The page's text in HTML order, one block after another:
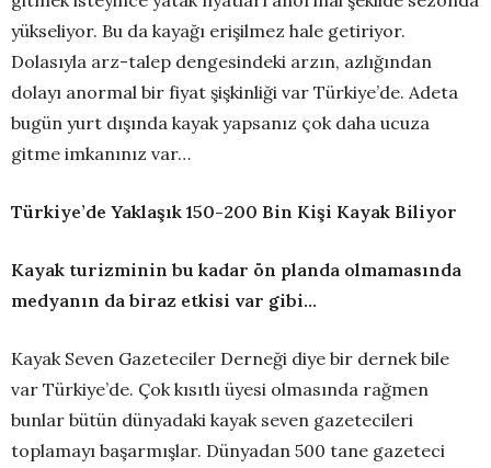
yükseliyor. Bu da kayağı erişilmez hale getiriyor.
Dolasıyla arz-talep dengesindeki arzın, azlığından
dolayı anormal bir fiyat şişkinliği var Türkiye’de. Adeta
bugün yurt dışında kayak yapsanız çok daha ucuza
gitme imkanınız var…
Türkiye’de Yaklaşık 150-200 Bin Kişi Kayak Biliyor
Kayak turizminin bu kadar ön planda olmamasında
medyanın da biraz etkisi var gibi…
Kayak Seven Gazeteciler Derneği diye bir dernek bile
var Türkiye’de. Çok kısıtlı üyesi olmasında rağmen
bunlar bütün dünyadaki kayak seven gazetecileri
toplamayı başarmışlar. Dünyadan 500 tane gazeteci